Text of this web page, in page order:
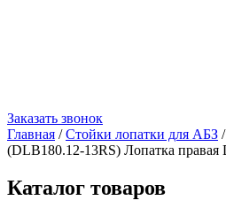
Заказать звонок
Главная /Стойки лопатки для АБЗ
(DLB180.12-13RS) Лопатка правая
Каталог товаров